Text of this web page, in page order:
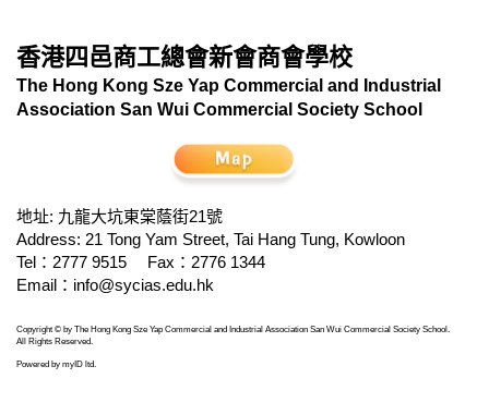
香港四邑商工總會新會商會學校
The Hong Kong Sze Yap Commercial and Industrial
Association San Wui Commercial Society School
地址: 九龍大坑東棠蔭街21號
Address: 21 Tong Yam Street, Tai Hang Tung, Kowloon
Tel：2777 9515
Fax：2776 1344
Email： info@sycias.edu.hk
Copyright © by The Hong Kong Sze Yap Commercial and Industrial Association San Wui Commercial Society School.
All Rights Reserved.
Powered by myID ltd